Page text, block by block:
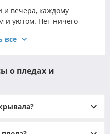
и вечера, каждому
и уютом. Нет ничего
и теплый плед или
на кровать. Эти
доме.
– задача,
сезонность и
на диване или купить
все
о пледах и